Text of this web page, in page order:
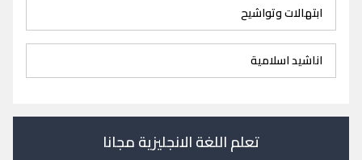
ابتهالات وتواشيح
اناشيد اسلامية
تعلم اللغة الانجليزية مجانا